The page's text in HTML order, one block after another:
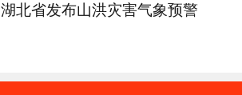
湖北省发布山洪灾害气象预警